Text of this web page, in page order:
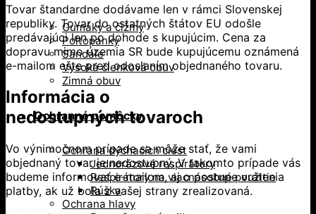
Gumáky a čižmy
Poltopánky
Sandále
Vysoká členková obuv
Zimná obuv
Ochranné pomôcky
Ochrana dýchacích ciest
Jednorázové respirátory
Respirátory na viacnásobné použitie
Rúška
Ochrana hlavy
Tovar štandardne dodávame len v rámci Slovenskej
republiky. Tovar do ostatných štátov EU odošle
predávajúci len po dohode s kupujúcim. Cena za
dopravu mimo územia SR bude kupujúcemu oznámená
e-mailom ešte pred odoslaním objednaného tovaru.
Informácia o
nedostupných tovaroch
Vo výnimočnom prípade sa môže stať, že vami
objednaný tovar je nedostupný. V takomto prípade vás
budeme informovať e-mailom, aj o postupe vrátenia
platby, ak už bola z vašej strany zrealizovaná.